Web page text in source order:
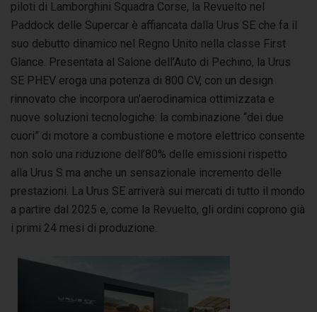
piloti di Lamborghini Squadra Corse, la Revuelto nel
Paddock delle Supercar è affiancata dalla Urus SE che fa il
suo debutto dinamico nel Regno Unito nella classe First
Glance. Presentata al Salone dell’Auto di Pechino, la Urus
SE PHEV eroga una potenza di 800 CV, con un design
rinnovato che incorpora un’aerodinamica ottimizzata e
nuove soluzioni tecnologiche: la combinazione “dei due
cuori” di motore a combustione e motore elettrico consente
non solo una riduzione dell’80% delle emissioni rispetto
alla Urus S ma anche un sensazionale incremento delle
prestazioni. La Urus SE arriverà sui mercati di tutto il mondo
a partire dal 2025 e, come la Revuelto, gli ordini coprono già
i primi 24 mesi di produzione.